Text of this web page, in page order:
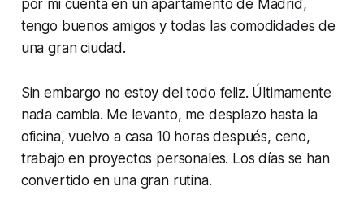
por mi cuenta en un apartamento de Madrid,
tengo buenos amigos y todas las comodidades de
una gran ciudad.
Sin embargo no estoy del todo feliz. Últimamente
nada cambia. Me levanto, me desplazo hasta la
oficina, vuelvo a casa 10 horas después, ceno,
trabajo en proyectos personales. Los días se han
convertido en una gran rutina.